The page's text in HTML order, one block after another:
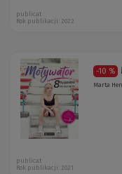
publicat
Rok publikacji: 2022
-10 %
Marta
publicat
Rok publikacji: 2021